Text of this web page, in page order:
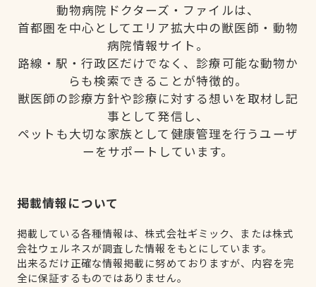
動物病院ドクターズ・ファイルは、
首都圏を中心としてエリア拡大中の獣医師・動物
病院情報サイト。
路線・駅・行政区だけでなく、診療可能な動物か
らも検索できることが特徴的。
獣医師の診療方針や診療に対する想いを取材し記
事として発信し、
ペットも大切な家族として健康管理を行うユーザ
ーをサポートしています。
掲載情報について
掲載している各種情報は、株式会社ギミック、または株式
会社ウェルネスが調査した情報をもとにしています。
出来るだけ正確な情報掲載に努めておりますが、内容を完
全に保証するものではありません。